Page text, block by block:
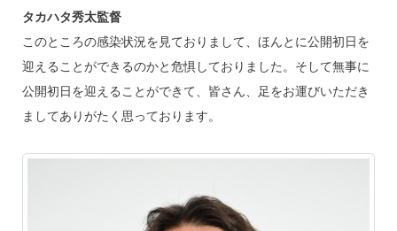
タカハタ秀太監督
このところの感染状況を見ておりまして、ほんとに公開初日を
迎えることができるのかと危惧しておりました。そして無事に
公開初日を迎えることができて、皆さん、足をお運びいただき
ましてありがたく思っております。